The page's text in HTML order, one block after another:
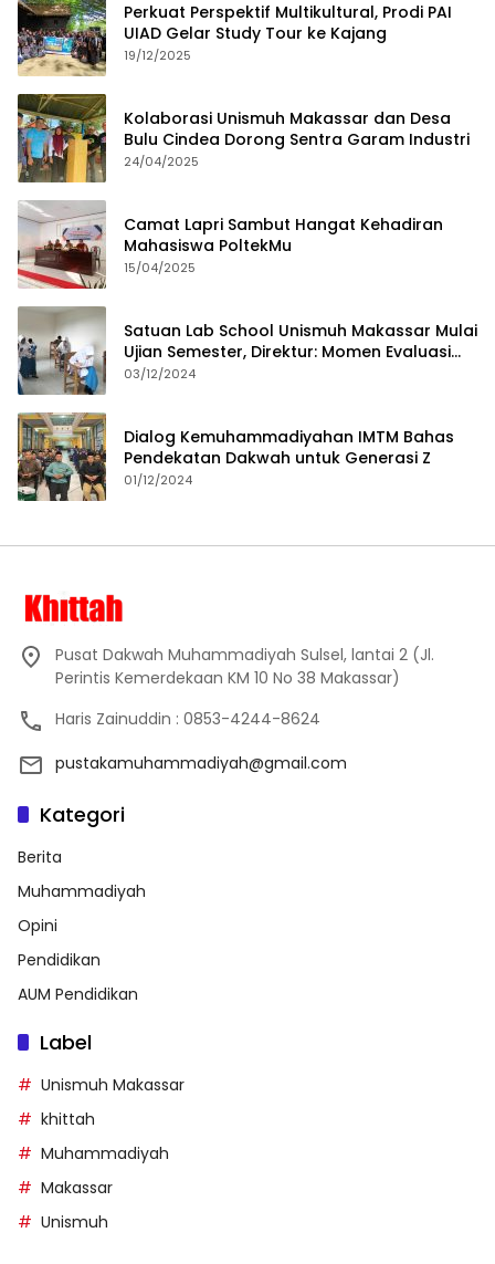
Perkuat Perspektif Multikultural, Prodi PAI
UIAD Gelar Study Tour ke Kajang
19/12/2025
Kolaborasi Unismuh Makassar dan Desa
Bulu Cindea Dorong Sentra Garam Industri
24/04/2025
Camat Lapri Sambut Hangat Kehadiran
Mahasiswa PoltekMu
15/04/2025
Satuan Lab School Unismuh Makassar Mulai
Ujian Semester, Direktur: Momen Evaluasi
Proses Pembelajaran
03/12/2024
Dialog Kemuhammadiyahan IMTM Bahas
Pendekatan Dakwah untuk Generasi Z
01/12/2024
Pusat Dakwah Muhammadiyah Sulsel, lantai 2 (Jl.
Perintis Kemerdekaan KM 10 No 38 Makassar)
Haris Zainuddin : 0853-4244-8624
pustakamuhammadiyah@gmail.com
Kategori
Berita
Muhammadiyah
Opini
Pendidikan
AUM Pendidikan
Label
Unismuh Makassar
khittah
Muhammadiyah
Makassar
Unismuh